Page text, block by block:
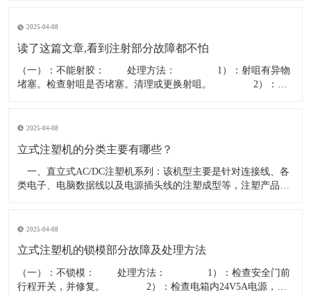
定缸型三缸平衡注射，精密、稳定、安全，是成型精密橡胶制品
2025-04-08
读了这篇文章,看到注射部分故障都不怕
（一）：不能射胶： 处理方法： 1）：射咀有异物
堵塞。检查射咀是否堵塞。清理或更换射咀。 2）：分
2025-04-08
立式注塑机的分类主要有哪些？
一、直立式AC/DC注塑机系列：该机型主要是针对连接线、各
类电子、电脑数据线以及电源插头线的注塑成型等，注塑产品精
各厂家机型的具体容模量，配置等有异，在选购前一定要求厂家
2025-04-08
立式注塑机的锁模部分故障及处理方法
（一）：不锁模： 处理方法： 1）：检查安全门前
行程开关，并修复。 2）：检查电箱内24V5A电源，换